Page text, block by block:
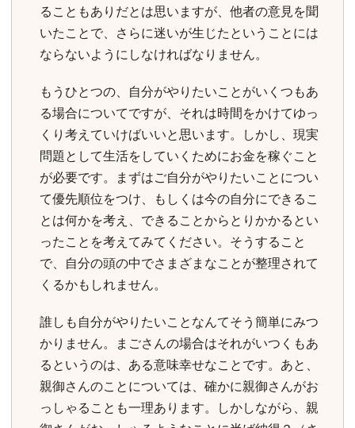
ることもありだとは思いますが、他者の意見を聞
いたことで、さらに迷いが生じたということには
ならないようにしなければなりません。
もうひとつの、自分がやりたいことがいくつもあ
る場合についてですが、それは時間をかけてゆっ
くり考えていけばいいと思います。しかし、現実
問題として生活をしていくためにお金を稼ぐこと
が必要です。まずはご自分がやりたいことについ
て優先順位をつけ、もしくは今の自分にできるこ
とは何かを考え、できることからとりかかるとい
ったことを考えてみてください。そうすること
で、自分の頭の中でさまざまなことが整理されて
くるかもしれません。
誰しも自分がやりたいことなんてそう簡単にみつ
かりません。まごさんの場合はそれがいつくもあ
るというのは、ある意味幸せなことです。あと、
親御さんのことについては、確かに親御さんがお
っしゃることも一理あります。しかしながら、親